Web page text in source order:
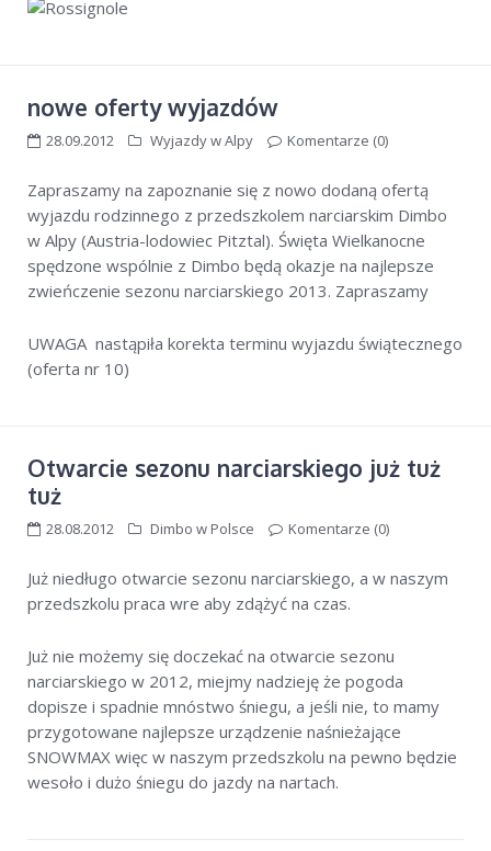
nowe oferty wyjazdów
28.09.2012 Wyjazdy w Alpy Komentarze (0)
Zapraszamy na zapoznanie się z nowo dodaną ofertą
wyjazdu rodzinnego z przedszkolem narciarskim Dimbo
w Alpy (Austria-lodowiec Pitztal). Święta Wielkanocne
spędzone wspólnie z Dimbo będą okazje na najlepsze
zwieńczenie sezonu narciarskiego 2013. Zapraszamy
UWAGA nastąpiła korekta terminu wyjazdu świątecznego
(oferta nr 10)
Otwarcie sezonu narciarskiego już tuż
tuż
28.08.2012 Dimbo w Polsce Komentarze (0)
Już niedługo otwarcie sezonu narciarskiego, a w naszym
przedszkolu praca wre aby zdążyć na czas.
Już nie możemy się doczekać na otwarcie sezonu
narciarskiego w 2012, miejmy nadzieję że pogoda
dopisze i spadnie mnóstwo śniegu, a jeśli nie, to mamy
przygotowane najlepsze urządzenie naśnieżające
SNOWMAX więc w naszym przedszkolu na pewno będzie
wesoło i dużo śniegu do jazdy na nartach.